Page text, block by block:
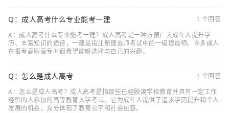
Q：成人高考什么专业能考一建
1 个回答
A：成人高考什么专业能考一建？成人高考是一种方便广大成年人提升学
历、丰富知识的途径，一建是指注册建造师考试中的一级建造师。许多成人
在报考高职高专时都希望能够选择与自己的兴趣、
Q：怎么是成人高考
1 个回答
A：怎么是成人高考？成人高考是指那些已经脱离学校教育并具有一定工作
经验的人参加的高等教育入学考试。它为成年人提供了追求学历提升和个人
发展的机会，充分体现了教育公平和社会包容。